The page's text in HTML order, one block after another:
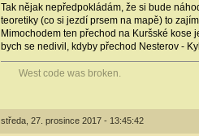
Tak nějak nepředpokládám, že si bude
teoretiky (co si jezdí prsem na mapě) to
Mimochodem ten přechod na Kuršské kose
bych se nedivil, kdyby přechod Nesterov -
West code was broken.
středa, 27. prosince 2017 - 13:45:42